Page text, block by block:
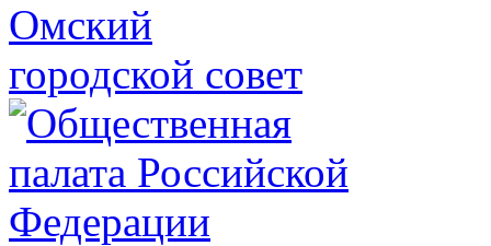
Омский
городской совет